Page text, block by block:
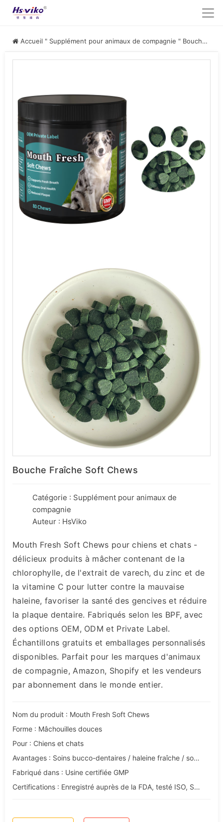
Accueil " Supplément pour animaux de compagnie " Bouche fraîche Soft Chews
Bouche Fraîche Soft Chews
Catégorie : Supplément pour animaux de
compagnie
Auteur : HsViko
Mouth Fresh Soft Chews pour chiens et chats -
délicieux produits à mâcher contenant de la
chlorophylle, de l'extrait de varech, du zinc et de
la vitamine C pour lutter contre la mauvaise
haleine, favoriser la santé des gencives et réduire
la plaque dentaire. Fabriqués selon les BPF, avec
des options OEM, ODM et Private Label.
Échantillons gratuits et emballages personnalisés
disponibles. Parfait pour les marques d'animaux
de compagnie, Amazon, Shopify et les vendeurs
par abonnement dans le monde entier.
Nom du produit : Mouth Fresh Soft Chews
Forme : Mâchouilles douces
Pour : Chiens et chats
Avantages : Soins bucco-dentaires / haleine fraîche / soutien gingival
Fabriqué dans : Usine certifiée GMP
Certifications : Enregistré auprès de la FDA, testé ISO, SGS, conforme aux normes d'exportation de l'UE